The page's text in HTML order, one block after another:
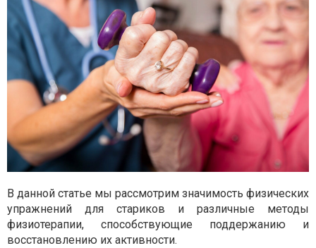
В данной статье мы рассмотрим значимость физических
упражнений для стариков и различные методы
физиотерапии, способствующие поддержанию и
восстановлению их активности.